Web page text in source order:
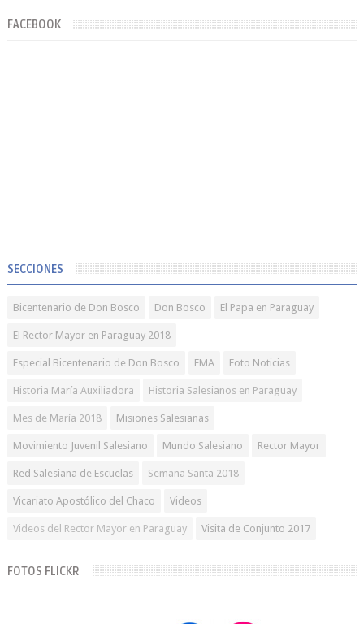
FACEBOOK
SECCIONES
Bicentenario de Don Bosco Don Bosco El Papa en Paraguay
El Rector Mayor en Paraguay 2018
Especial Bicentenario de Don Bosco FMA Foto Noticias
Historia María Auxiliadora Historia Salesianos en Paraguay
Mes de María 2018 Misiones Salesianas
Movimiento Juvenil Salesiano Mundo Salesiano Rector Mayor
Red Salesiana de Escuelas Semana Santa 2018
Vicariato Apostólico del Chaco Videos
Videos del Rector Mayor en Paraguay Visita de Conjunto 2017
FOTOS FLICKR